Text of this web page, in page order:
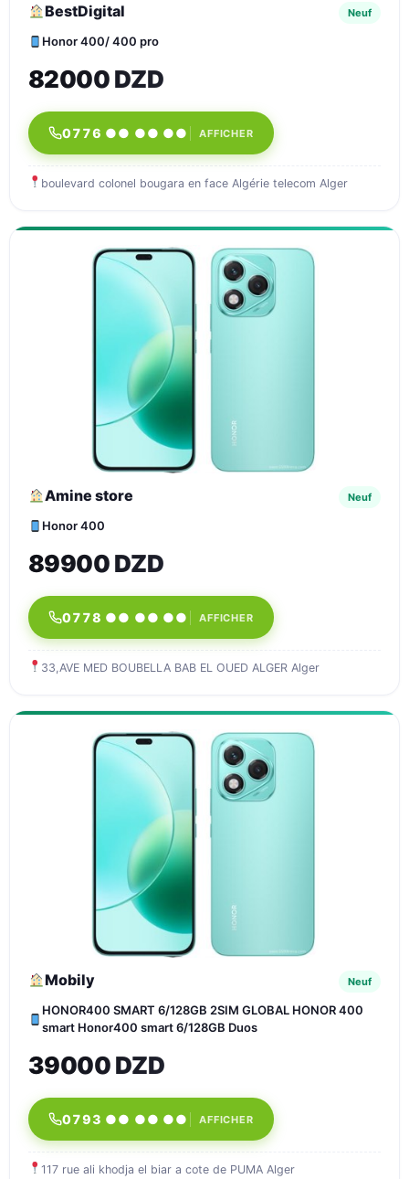
BestDigital Neuf
Honor 400/ 400 pro
82000 DZD
0776 ●● ●● ●● AFFICHER
boulevard colonel bougara en face Algérie telecom Alger
Amine store Neuf
Honor 400
89900 DZD
0778 ●● ●● ●● AFFICHER
33,AVE MED BOUBELLA BAB EL OUED ALGER Alger
Mobily Neuf
HONOR400 SMART 6/128GB 2SIM GLOBAL HONOR 400
smart Honor400 smart 6/128GB Duos
39000 DZD
0793 ●● ●● ●● AFFICHER
117 rue ali khodja el biar a cote de PUMA Alger